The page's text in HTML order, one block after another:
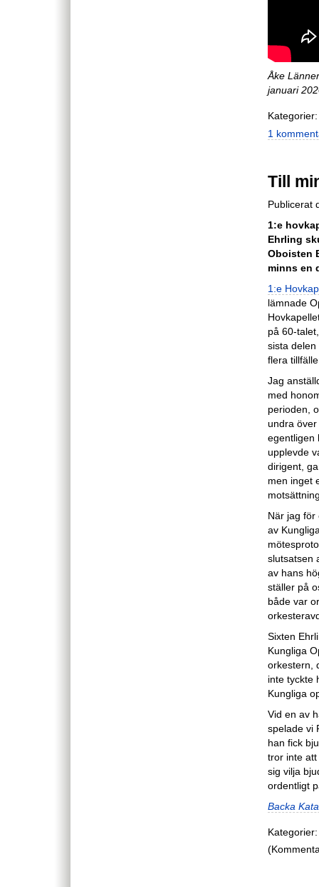
Åke
januari
Kategorier:
1
Till
Publicerat
1:e
Ehrling
Oboisten
minns en
1:e
lämnade
på 60-
sista
flera
Jag
med
perioden,
undra
egentligen
upplevde
dirigent,
men inget
När jag för
av
slutsatsen
av hans
ställer på
både var
Sixten
Kungliga
orkestern,
inte tyckte
Kungliga
Vid en av
spelade vi
han fick
tror inte
sig vilja
ordentligt
Backa
Kategorier: